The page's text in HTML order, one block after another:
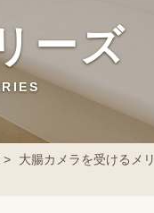
ーズ
>
大腸カメラを受けるメ